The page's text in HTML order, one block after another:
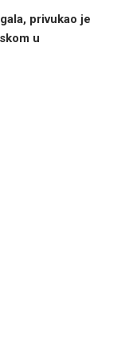
privukao je
u